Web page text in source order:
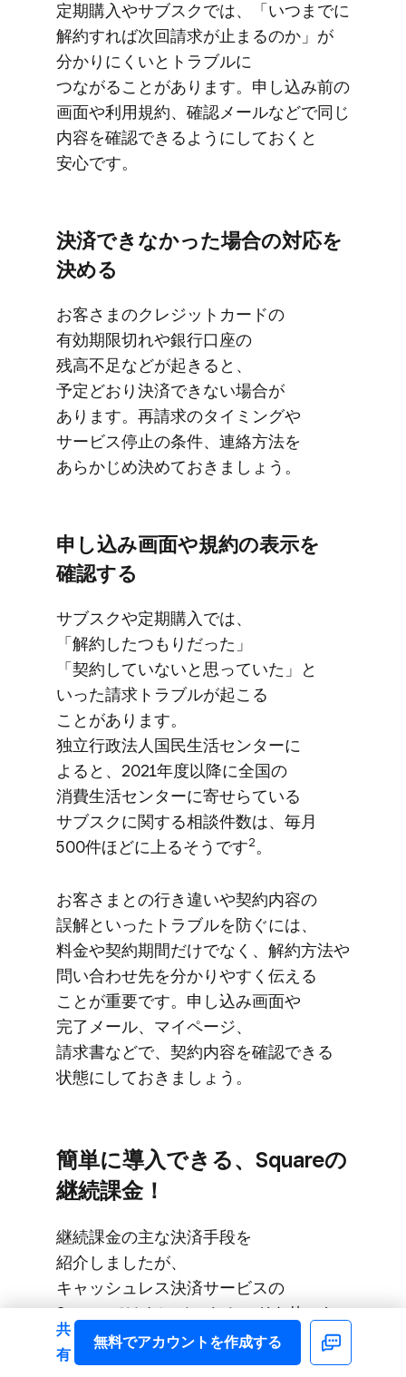
定期購入や​サブスクでは、​「いつまでに​
解約すれば​次回請求が​止まるのか」が​
分かりにくいと​トラブルに​
つながることがあります。​申し込み前の​
画面や​利用規約、​確認メールなどで​同じ​
内容を​確認できるように​しておくと​
安心です。
決済できなかった​場合の​対応を​
決める
お客さまの​クレジットカードの​
有効期限切れや​銀行口座の​
残高不足などが​起きると、​
予定どおり決済できない​場合が​
あります。​再請求の​タイミングや​
サービス停止の​条件、​連絡方​法を​
あらかじめ決めて​おきましょう。
申し込み​画面や​規約の​表示を​
確認する
サブスクや​定期購入では、​
「解約したつもりだった」​
「契約していないと​思っていた」と​
いった​請求トラブルが​起こる​
ことがあります。​
独立行政法人国民生活センターに​
よると、​2021年度以降に​全国の​
消費生活センターに​寄せらている​
サブスクに​関する​相談件数は、​毎月​
500件ほどに​上るそうです2。
お客さまとの​行き​違いや​契約内容の​
誤解と​いった​トラブルを​防ぐには、​
料金や​契約期間だけでなく、​解約方​法や​
問い​合わせ先を​分かりやすく​伝える​
ことが​重要です。​申し込み​画面や​
完了メール、​マイページ、​
請求書などで、​契約内容を​確認できる​
状態に​して​おきましょう。
簡単に​導入できる、​Squareの​
継続課金！
継続課金の​主な​決済手段を​
紹介しましたが、​
キャッシュレス決済サービスの​
Squareでは​クレジットカードを​使った​
継続課金の​手段を​
2種類提供しています。​どちらも​
Facebook
共
有
無料で​アカウントを​作成する